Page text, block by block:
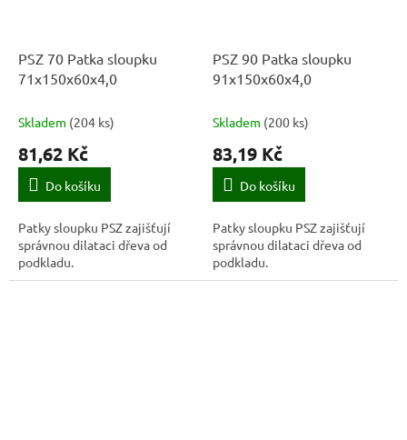
PSZ 70 Patka sloupku
71x150x60x4,0
Skladem (204 ks)
81,62 Kč
Do košíku
Patky sloupku PSZ zajišťují
správnou dilataci dřeva od
podkladu.
PSZ 90 Patka sloupku
91x150x60x4,0
Skladem (200 ks)
83,19 Kč
Do košíku
Patky sloupku PSZ zajišťují
správnou dilataci dřeva od
podkladu.